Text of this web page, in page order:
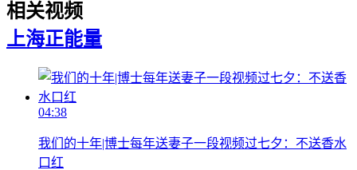
相关视频
上海正能量
04:38
我们的十年|博士每年送妻子一段视频过七夕：不送香水
口红